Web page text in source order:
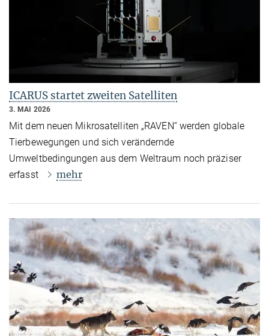
ICARUS startet zweiten Satelliten
3. MAI 2026
Mit dem neuen Mikrosatelliten „RAVEN“ werden globale
Tierbewegungen und sich verändernde
Umweltbedingungen aus dem Weltraum noch präziser
erfasst
mehr